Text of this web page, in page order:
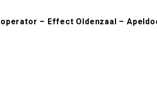
– Effect Oldenzaal –